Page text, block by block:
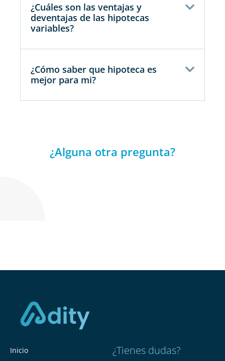
¿Cuáles son las ventajas y
deventajas de las hipotecas
variables?
¿Cómo saber que hipoteca es
mejor para mi?
¿Alguna otra pregunta?
Inicio
¿Tienes dudas?